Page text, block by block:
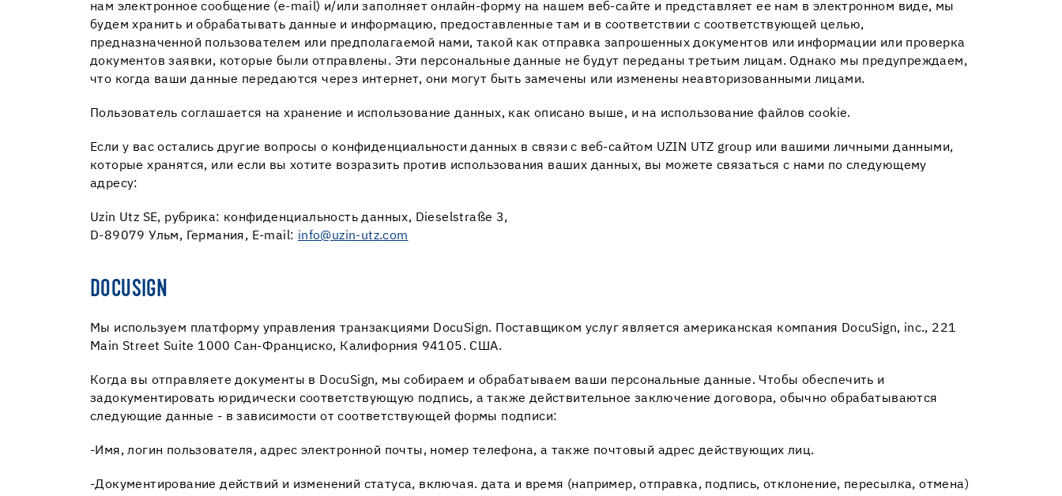
нам электронное сообщение (e-mail) и/или заполняет онлайн-форму на нашем веб-сайте и представляет ее нам в электронном виде, мы
будем хранить и обрабатывать данные и информацию, предоставленные там и в соответствии с соответствующей целью,
предназначенной пользователем или предполагаемой нами, такой как отправка запрошенных документов или информации или проверка
документов заявки, которые были отправлены. Эти персональные данные не будут переданы третьим лицам. Однако мы предупреждаем,
что когда ваши данные передаются через интернет, они могут быть замечены или изменены неавторизованными лицами.
Пользователь соглашается на хранение и использование данных, как описано выше, и на использование файлов cookie.
Если у вас остались другие вопросы о конфиденциальности данных в связи с веб-сайтом UZIN UTZ group или вашими личными данными,
которые хранятся, или если вы хотите возразить против использования ваших данных, вы можете связаться с нами по следующему
адресу:
Uzin Utz SE, рубрика: конфиденциальность данных, Dieselstraße 3,
D-89079 Ульм, Германия, E-mail: info@uzin-utz.com
DOCUSIGN
Мы используем платформу управления транзакциями DocuSign. Поставщиком услуг является американская компания DocuSign, inc., 221
Main Street Suite 1000 Сан-Франциско, Калифорния 94105. США.
Когда вы отправляете документы в DocuSign, мы собираем и обрабатываем ваши персональные данные. Чтобы обеспечить и
задокументировать юридически соответствующую подпись, а также действительное заключение договора, обычно обрабатываются
следующие данные - в зависимости от соответствующей формы подписи:
-Имя, логин пользователя, адрес электронной почты, номер телефона, а также почтовый адрес действующих лиц.
-Документирование действий и изменений статуса, включая. дата и время (например, отправка, подпись, отклонение, пересылка, отмена)